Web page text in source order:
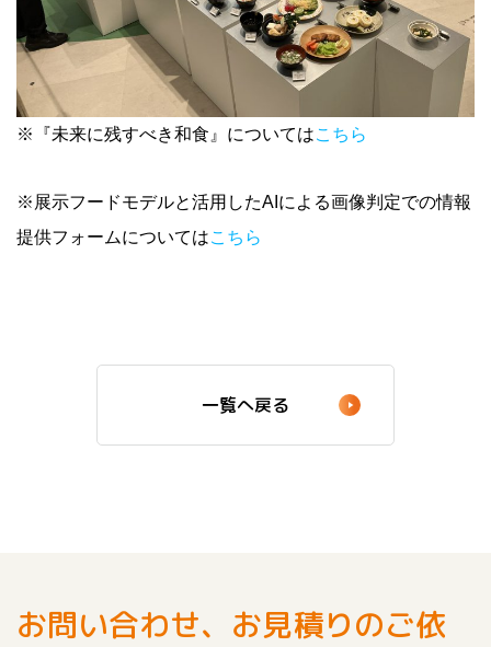
※『未来に残すべき和食』についてはこちら
※展示フードモデルと活用したAIによる画像判定での情報
提供フォームについてはこちら
一覧へ戻る
お問い合わせ、お見積りのご依